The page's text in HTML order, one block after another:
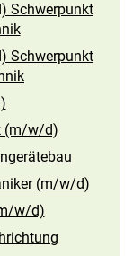
Schwerpunkt
Schwerpunkt
(m/w/d)
(m/w/d)
w/d)